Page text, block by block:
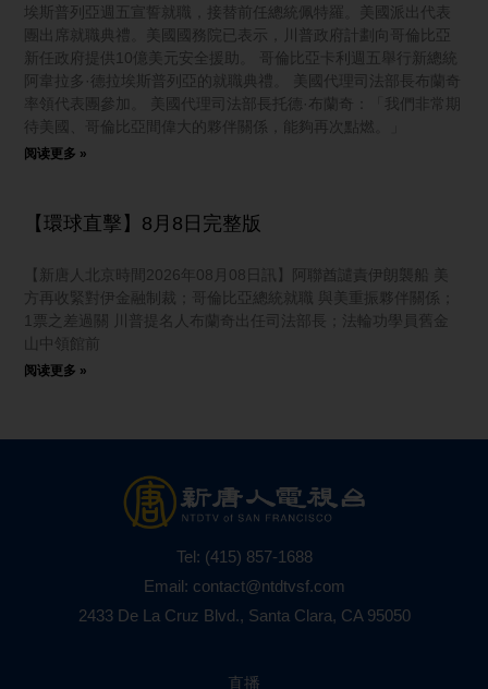
埃斯普列亞週五宣誓就職，接替前任總統佩特羅。美國派出代表
團出席就職典禮。美國國務院已表示，川普政府計劃向哥倫比亞
新任政府提供10億美元安全援助。 哥倫比亞卡利週五舉行新總統
阿韋拉多·德拉埃斯普列亞的就職典禮。 美國代理司法部長布蘭奇
率領代表團參加。 美國代理司法部長托德·布蘭奇：「我們非常期
待美國、哥倫比亞間偉大的夥伴關係，能夠再次點燃。」
阅读更多 »
【環球直擊】8月8日完整版
【新唐人北京時間2026年08月08日訊】阿聯酋譴責伊朗襲船 美
方再收緊對伊金融制裁；哥倫比亞總統就職 與美重振夥伴關係；
1票之差過關 川普提名人布蘭奇出任司法部長；法輪功學員舊金
山中領館前
阅读更多 »
Tel: (415) 857-1688
Email: contact@ntdtvsf.com
2433 De La Cruz Blvd., Santa Clara, CA 95050
直播